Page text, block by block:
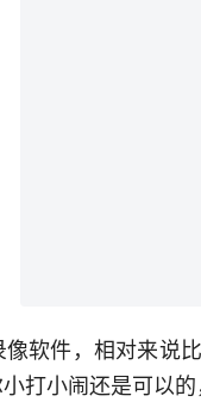
软件，相对来说
打小闹还是可以